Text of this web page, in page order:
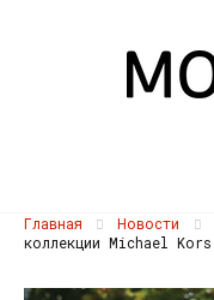
Главная Новости
коллекции Michael Kors